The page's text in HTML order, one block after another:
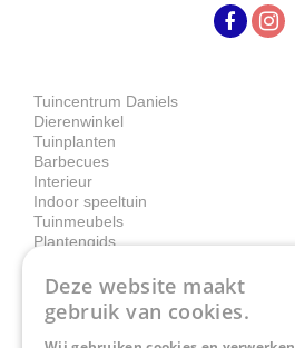
Tuincentrum Daniels
Dierenwinkel
Tuinplanten
Barbecues
Interieur
Indoor speeltuin
Tuinmeubels
Plantengids
Contact
Deze website maakt
gebruik van cookies.